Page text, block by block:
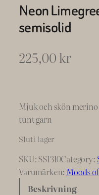
Neon
semisolid
225,00kr
Mjuk och skön
tunt garn
Slut i lager
SKU: SS1310Category:
Varumärken: Moods
Beskrivning